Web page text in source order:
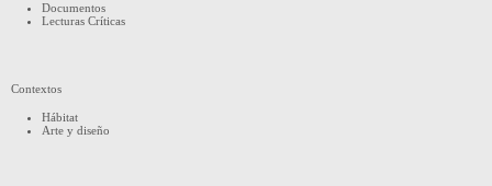
Documentos
Lecturas Críticas
Contextos
Hábitat
Arte y diseño